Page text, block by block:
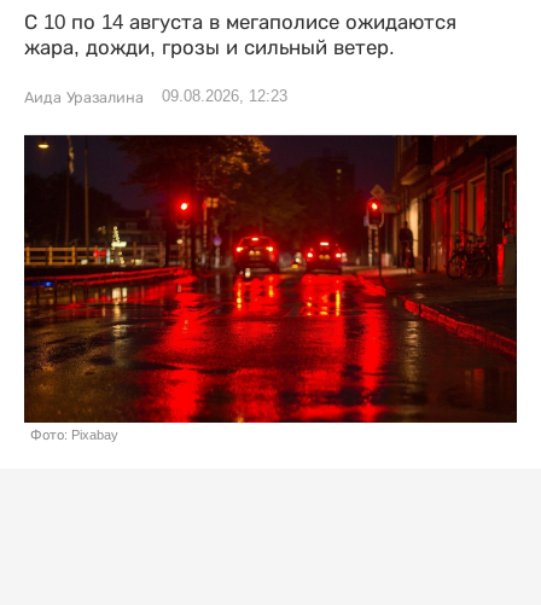
С 10 по 14 августа в мегаполисе ожидаются
жара, дожди, грозы и сильный ветер.
Аида Уразалина 09.08.2026, 12:23
Фото: Pixabay